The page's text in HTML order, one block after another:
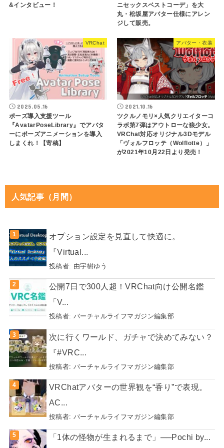
&インタビュー！
ニセックスベストコーデ」を大
丸・松坂屋アバター仕様にアレン
ジして販売。
VRChat
2025.05.16
ポーズ導入支援ツール
『AvatarPoseLibrary』でアバタ
ーにポーズアニメーションを導入
しまくれ！【寄稿】
アバター・衣装
2021.10.16
ツクルノモリ×人気クリエイターコ
ラボ第7弾はアウトローな狼少女。
VRChat対応オリジナル3Dモデル
「ヴォルフロッテ（Wolflotte）」
が2021年10月22日より発売！
人気記事（月間）
オプション設定を見直して快適に。
『Virtual...
投稿者: 由宇樹ゆう
公開7日で300人超！VRChat向け公開名鑑
「V...
投稿者: バーチャルライフマガジン編集部
次に行くワールド、ガチャで決めてみない？
『#VRC...
投稿者: バーチャルライフマガジン編集部
VRChatアバターの世界観を“香り”で表現。
AC...
投稿者: バーチャルライフマガジン編集部
「1体の怪物が生まれるまで」──Pochi by...